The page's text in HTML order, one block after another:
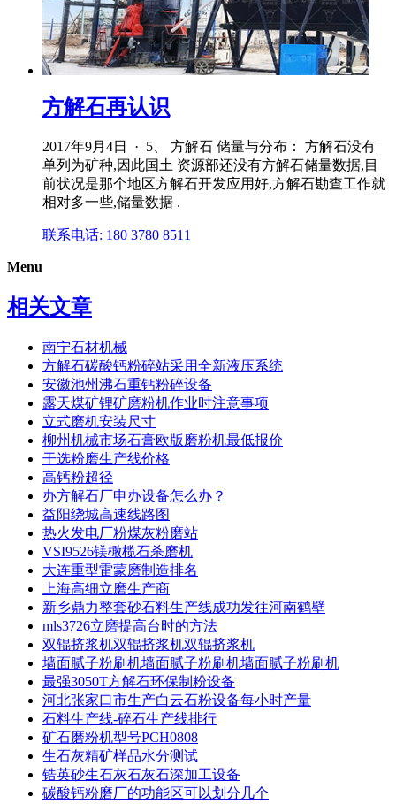
方解石再认识
2017年9月4日 · 5、 方解石 储量与分布： 方解石没有
单列为矿种,因此国土 资源部还没有方解石储量数据,目
前状况是那个地区方解石开发应用好,方解石勘查工作就
相对多一些,储量数据 .
联系电话: 180 3780 8511
Menu
相关文章
南宁石材机械
方解石碳酸钙粉碎站采用全新液压系统
安徽池州沸石重钙粉碎设备
露天煤矿锂矿磨粉机作业时注意事项
立式磨机安装尺寸
柳州机械市场石膏欧版磨粉机最低报价
干选粉磨生产线价格
高钙粉超径
办方解石厂申办设备怎么办？
益阳绕城高速线路图
热火发电厂粉煤灰粉磨站
VSI9526镁橄榄石杀磨机
大连重型雷蒙磨制造排名
上海高细立磨生产商
新乡鼎力整套砂石料生产线成功发往河南鹤壁
mls3726立磨提高台时的方法
双辊挤浆机双辊挤浆机双辊挤浆机
墙面腻子粉刷机墙面腻子粉刷机墙面腻子粉刷机
最强3050T方解石环保制粉设备
河北张家口市生产白云石粉设备每小时产量
石料生产线-碎石生产线排行
矿石磨粉机型号PCH0808
生石灰精矿样品水分测试
锆英砂生石灰石灰石深加工设备
碳酸钙粉磨厂的功能区可以划分几个